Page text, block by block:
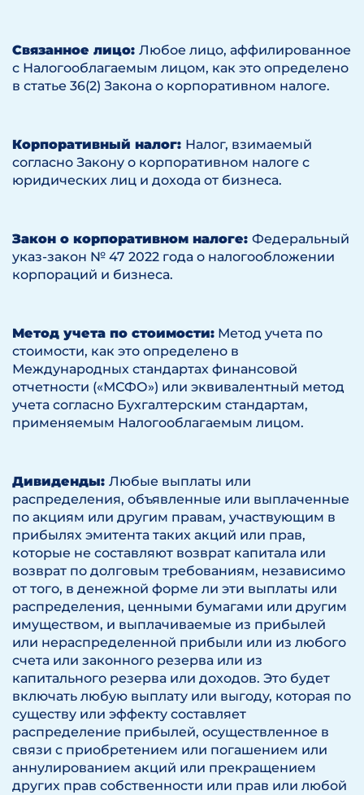
Связанное лицо: Любое лицо, аффилированное
с Налогооблагаемым лицом, как это определено
в статье 36(2) Закона о корпоративном налоге.
Корпоративный налог: Налог, взимаемый
согласно Закону о корпоративном налоге с
юридических лиц и дохода от бизнеса.
Закон о корпоративном налоге: Федеральный
указ-закон № 47 2022 года о налогообложении
корпораций и бизнеса.
Метод учета по стоимости: Метод учета по
стоимости, как это определено в
Международных стандартах финансовой
отчетности («МСФО») или эквивалентный метод
учета согласно Бухгалтерским стандартам,
применяемым Налогооблагаемым лицом.
Дивиденды: Любые выплаты или
распределения, объявленные или выплаченные
по акциям или другим правам, участвующим в
прибылях эмитента таких акций или прав,
которые не составляют возврат капитала или
возврат по долговым требованиям, независимо
от того, в денежной форме ли эти выплаты или
распределения, ценными бумагами или другим
имуществом, и выплачиваемые из прибылей
или нераспределенной прибыли или из любого
счета или законного резерва или из
капитального резерва или доходов. Это будет
включать любую выплату или выгоду, которая по
существу или эффекту составляет
распределение прибылей, осуществленное в
связи с приобретением или погашением или
аннулированием акций или прекращением
других прав собственности или прав или любой